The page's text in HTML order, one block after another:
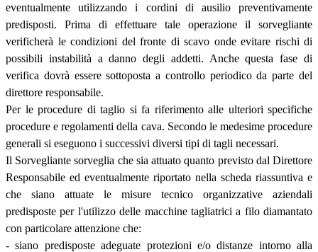
eventualmente utilizzando i cordini di ausilio preventivamente
predisposti. Prima di effettuare tale operazione il sorvegliante
verificherà le condizioni del fronte di scavo onde evitare rischi di
possibili instabilità a danno degli addetti. Anche questa fase di
verifica dovrà essere sottoposta a controllo periodico da parte del
direttore responsabile.
Per le procedure di taglio si fa riferimento alle ulteriori specifiche
procedure e regolamenti della cava. Secondo le medesime procedure
generali si eseguono i successivi diversi tipi di tagli necessari.
Il Sorvegliante sorveglia che sia attuato quanto previsto dal Direttore
Responsabile ed eventualmente riportato nella scheda riassuntiva e
che siano attuate le misure tecnico organizzative aziendali
predisposte per l'utilizzo delle macchine tagliatrici a filo diamantato
con particolare attenzione che:
- siano predisposte adeguate protezioni e/o distanze intorno alla